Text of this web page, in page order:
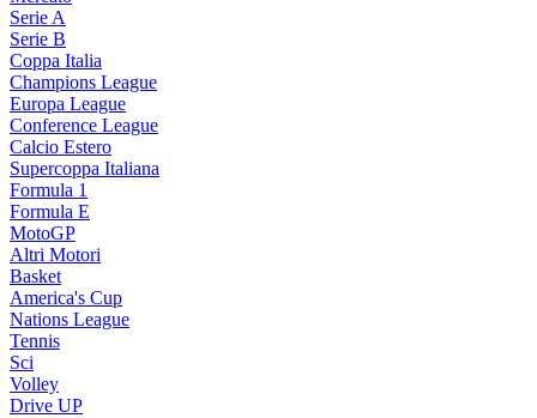
Serie A
Serie B
Coppa Italia
Champions League
Europa League
Conference League
Calcio Estero
Supercoppa Italiana
Formula 1
Formula E
MotoGP
Altri Motori
Basket
America's Cup
Nations League
Tennis
Sci
Volley
Drive UP